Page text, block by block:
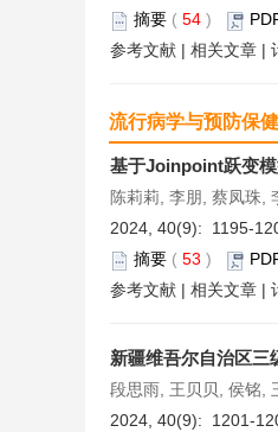
摘要 ( 54 )
参考文献 | 相关文章 |
流行病学与预防保健
基于Joinpoint跃变
陈莉莉, 李朋, 蔡凤珠,
2024, 40(9): 1195-
摘要 ( 53 )
参考文献 | 相关文章 |
新疆维吾尔自治区三
段思雨, 王贝贝, 侯铭,
2024, 40(9): 1201-